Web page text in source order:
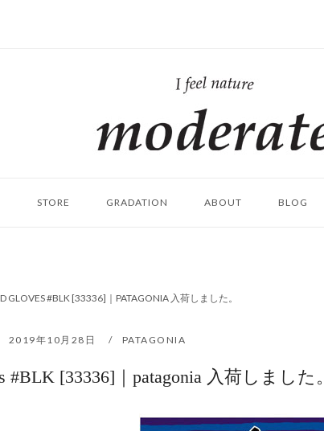
ム
STORE GRADATION ABOUT BLOG
GLOVES #BLK [33336]｜PATAGONIA 入荷しました。
2019年10月28日 PATAGONIA
#BLK [33336]｜patagonia 入荷しました。